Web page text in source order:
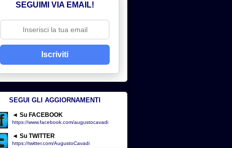
SEGUIMI VIA EMAIL!
Iscriviti
SEGUI GLI AGGIORNAMENTI
◄ Su FACEBOOK
https://www.facebook.com/augustocavadi
◄ Su TWITTER
https://twitter.com/AugustoCavadi